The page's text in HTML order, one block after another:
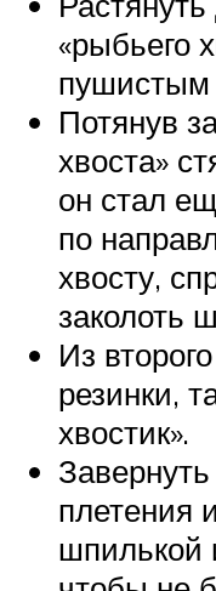
«рыбьего
Потянув
хвоста»
он стал
по
хвосту,
заколоть
Из
резинки,
хвостик».
плетения
шпилькой